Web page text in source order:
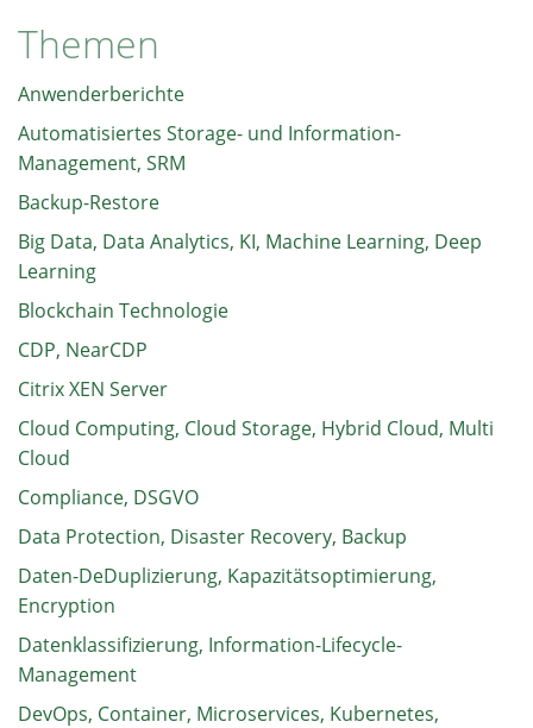
Themen
Anwenderberichte
Automatisiertes Storage- und Information-
Management, SRM
Backup-Restore
Big Data, Data Analytics, KI, Machine Learning, Deep
Learning
Blockchain Technologie
CDP, NearCDP
Citrix XEN Server
Cloud Computing, Cloud Storage, Hybrid Cloud, Multi
Cloud
Compliance, DSGVO
Data Protection, Disaster Recovery, Backup
Daten-DeDuplizierung, Kapazitätsoptimierung,
Encryption
Datenklassifizierung, Information-Lifecycle-
Management
DevOps, Container, Microservices, Kubernetes,